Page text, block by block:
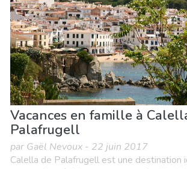
Vacances en famille à
Palafrugell
par Gaël Nevoux - 22 juin 2017
Calella de Palafrugell est une destination